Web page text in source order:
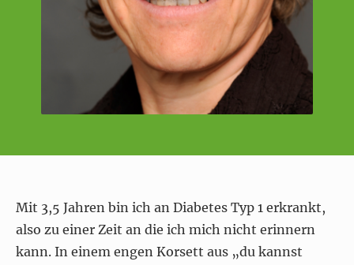
Mit 3,5 Jahren bin ich an Diabetes Typ 1 erkrankt,
also zu einer Zeit an die ich mich nicht erinnern
kann. In einem engen Korsett aus „du kannst